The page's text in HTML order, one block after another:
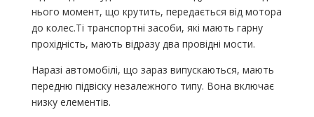
нього момент, що крутить, передається від мотора
до колес.Ті транспортні засоби, які мають гарну
прохідність, мають відразу два провідні мости.
Наразі автомобілі, що зараз випускаються, мають
передню підвіску незалежного типу. Вона включає
низку елементів.